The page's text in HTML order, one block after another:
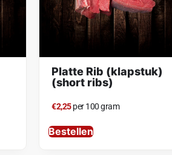
Platte Rib (klapstuk)
(short ribs)
€2,25per 100 gram
Bestellen